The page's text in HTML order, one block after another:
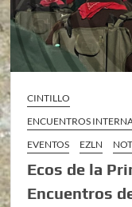
CINTILLO
ENCUENTROS
EVENTOS
EZLN
Ecos de la
Encuentros